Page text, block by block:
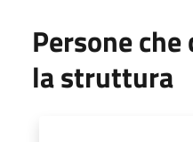
Persone
la struttura